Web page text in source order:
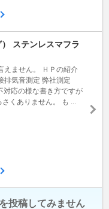
ステンレスマフラ
えません。 ＨＰの紹介
排気音測定 弊社測定
対応の様な書き方ですが
くありません。 も ...
投稿してみません